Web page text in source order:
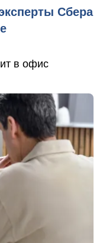
Сбера
в офис